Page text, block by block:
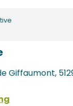
Giffaumont,